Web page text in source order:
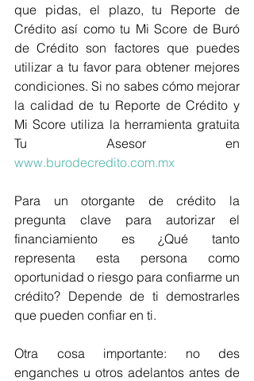
que pidas, el plazo, tu Reporte de
Crédito así como tu Mi Score de Buró
de Crédito son factores que puedes
utilizar a tu favor para obtener mejores
condiciones. Si no sabes cómo mejorar
la calidad de tu Reporte de Crédito y
Mi Score utiliza la herramienta gratuita
www.burodecredito.com.mx
Para un otorgante de crédito la
pregunta clave para autorizar el
financiamiento es ¿Qué tanto
representa esta persona como
oportunidad o riesgo para confiarme un
crédito? Depende de ti demostrarles
que pueden confiar en ti.
Otra cosa importante: no des
enganches u otros adelantos antes de